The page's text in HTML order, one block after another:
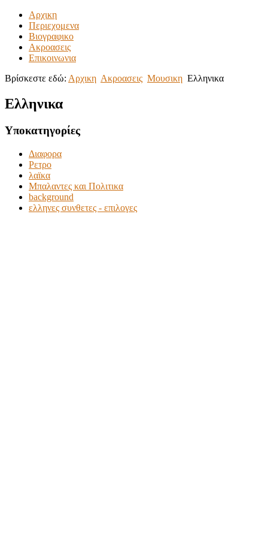
Αρχικη
Περιεχομενα
Βιογραφικο
Ακροασεις
Επικοινωνια
Βρίσκεστε εδώ: Αρχικη Ακροασεις Μουσικη Ελληνικα
Ελληνικα
Υποκατηγορίες
Διαφορα
Ρετρο
λαϊκα
Μπαλαντες και Πολιτικα
background
ελληνες συνθετες - επιλογες